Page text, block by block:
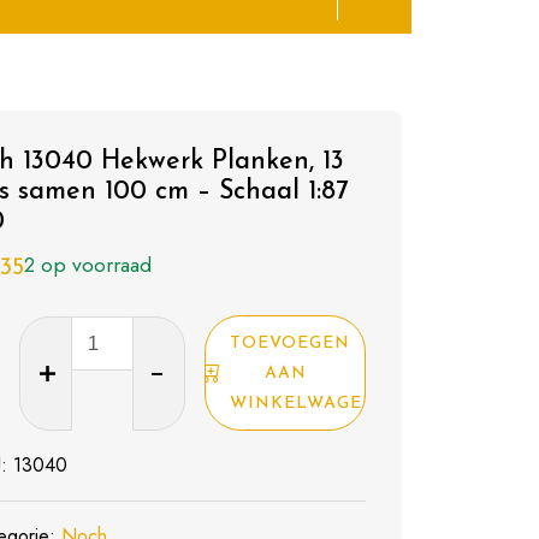
13040 Hekwerk Planken, 13
samen 100 cm – Schaal 1:87
2 op voorraad
Noch
13040
Planken,
13
stuks
TOEVOEGEN
AAN
WINKELWAGEN
13040